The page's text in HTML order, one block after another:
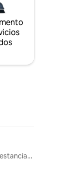
Alojamientos para estancias largas